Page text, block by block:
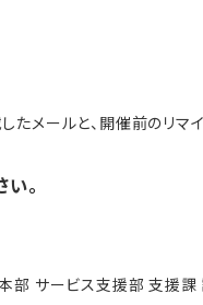
ールと、開催前のリマイ
。
本部 サービス支援部 支援